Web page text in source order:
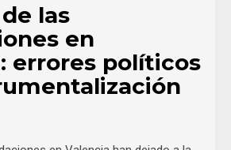
las
en
errores políticos